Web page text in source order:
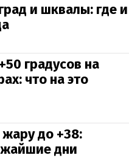
и шквалы: где и
градусов на
что на это
до +38:
дни